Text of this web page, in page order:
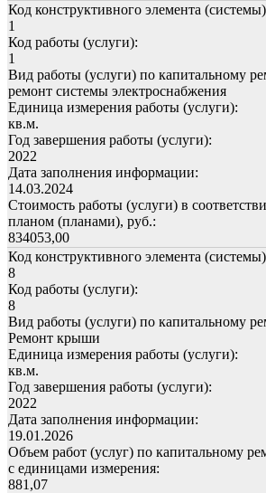
Код конструктивного элемента
1
Код работы (услуги):
1
Вид работы (услуги) по капитальному
ремонт системы электроснабжения
Единица измерения работы (услуги):
кв.м.
Год завершения работы (услуги):
2022
Дата заполнения информации:
14.03.2024
Стоимость работы (услуги) в
планом (планами), руб.:
834053,00
Код конструктивного элемента
8
Код работы (услуги):
8
Вид работы (услуги) по капитальному
Ремонт крыши
Единица измерения работы (услуги):
кв.м.
Год завершения работы (услуги):
2022
Дата заполнения информации:
19.01.2026
Объем работ (услуг) по капитальному
с единицами измерения:
881,07